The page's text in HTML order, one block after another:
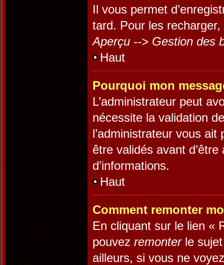
Il vous permet
tard. Pour les
Aperçu --> Gestion des
Haut
Pourquoi mon
L’administrateur peut
nécessite la validation
l’administrateur vous
être validés avant
d’informations.
Haut
Comment remonter
En cliquant sur le lien «
pouvez remonterle sujet
ailleurs, si vous ne